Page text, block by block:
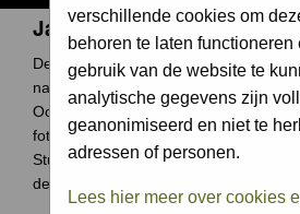
verschillende cookies om
behoren te laten functioneren
gebruik van de website te
analytische gegevens zijn
geanonimiseerd en niet te
adressen of personen.
Lees hier meer over cookies
Jaarcompetitie
De Groene Camera is een
natuurfotograaf uit Nederland en België.
Ook jouw foto archief bevat
foto's waar je trots op bent.
Stuur ze in en wie weet win jij de
de vele andere prijzen.